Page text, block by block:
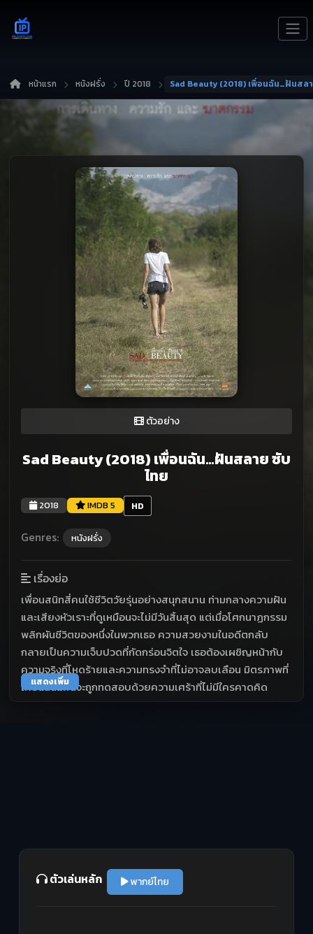
หน้าแรก หนังฝรั่ง ปี 2018
ตัวอย่าง
Sad Beauty (2018) เพื่อนฉัน…ฝันสลาย ซับ
ไทย
2018 IMDB 5 HD
Genres: หนังฝรั่ง
เรื่องย่อ
เพื่อนสนิทสี่คนใช้ชีวิตวัยรุ่นอย่างสนุกสนาน ท่ามกลางความฝัน
และเสียงหัวเราะที่ดูเหมือนจะไม่มีวันสิ้นสุด แต่เมื่อโศกนาฏกรรม
พลิกผันชีวิตของหนึ่งในพวกเธอ ความสวยงามในอดีตกลับ
กลายเป็นความเจ็บปวดที่กัดกร่อนจิตใจ เธอต้องเผชิญหน้ากับ
ความจริงที่โหดร้ายและความทรงจำที่ไม่อาจลบเลือน มิตรภาพที่
เคยแน่นแฟ้นจะถูกทดสอบด้วยความเศร้าที่ไม่มีใครคาดคิด
แสดงเพิ่ม
ตัวเล่นหลัก พากย์ไทย